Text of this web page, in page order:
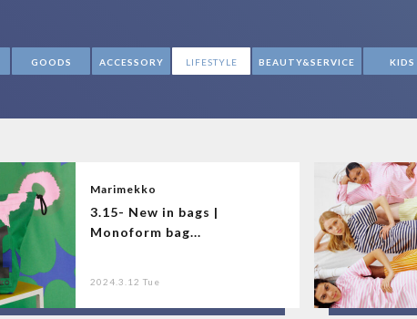
GOODS ACCESSORY LIFESTYLE BEAUTY&SERVICE KIDS
Marimekko
3.15- New in bags |
Monoform bag...
2024.3.12 Tue